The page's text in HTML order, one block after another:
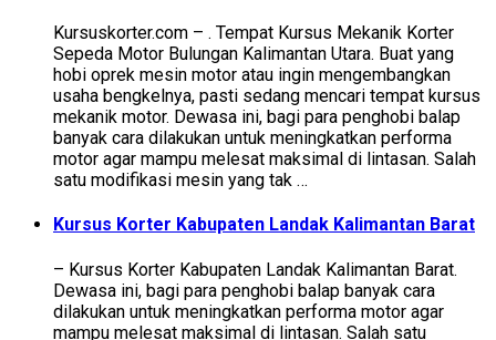
Kursuskorter.com – . Tempat Kursus Mekanik Korter
Sepeda Motor Bulungan Kalimantan Utara. Buat yang
hobi oprek mesin motor atau ingin mengembangkan
usaha bengkelnya, pasti sedang mencari tempat kursus
mekanik motor. Dewasa ini, bagi para penghobi balap
banyak cara dilakukan untuk meningkatkan performa
motor agar mampu melesat maksimal di lintasan. Salah
satu modifikasi mesin yang tak …
Kursus Korter Kabupaten Landak Kalimantan Barat
– Kursus Korter Kabupaten Landak Kalimantan Barat.
Dewasa ini, bagi para penghobi balap banyak cara
dilakukan untuk meningkatkan performa motor agar
mampu melesat maksimal di lintasan. Salah satu